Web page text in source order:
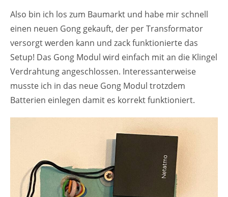
Also bin ich los zum Baumarkt und habe mir schnell
einen neuen Gong gekauft, der per Transformator
versorgt werden kann und zack funktionierte das
Setup! Das Gong Modul wird einfach mit an die Klingel
Verdrahtung angeschlossen. Interessanterweise
musste ich in das neue Gong Modul trotzdem
Batterien einlegen damit es korrekt funktioniert.